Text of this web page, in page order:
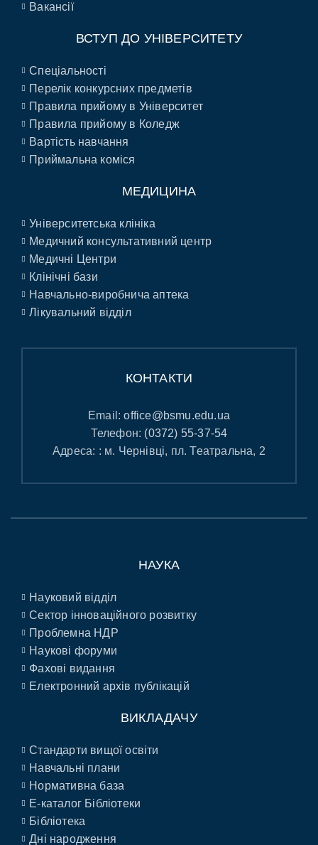
Вакансії
ВСТУП ДО УНІВЕРСИТЕТУ
Спеціальності
Перелік конкурсних предметів
Правила прийому в Університет
Правила прийому в Коледж
Вартість навчання
Приймальна коміся
МЕДИЦИНА
Університетська клініка
Медичний консультативний центр
Медичні Центри
Клінічні бази
Навчально-виробнича аптека
Лікувальний відділ
КОНТАКТИ
Email:office@bsmu.edu.ua
Телефон: (0372) 55-37-54
Адреса: : м. Чернівці, пл. Театральна, 2
НАУКА
Науковий відділ
Сектор інноваційного розвитку
Проблемна НДР
Наукові форуми
Фахові видання
Електронний архів публікацій
ВИКЛАДАЧУ
Стандарти вищої освіти
Навчальні плани
Нормативна база
E-каталог Бібліотеки
Бібліотека
Дні народження